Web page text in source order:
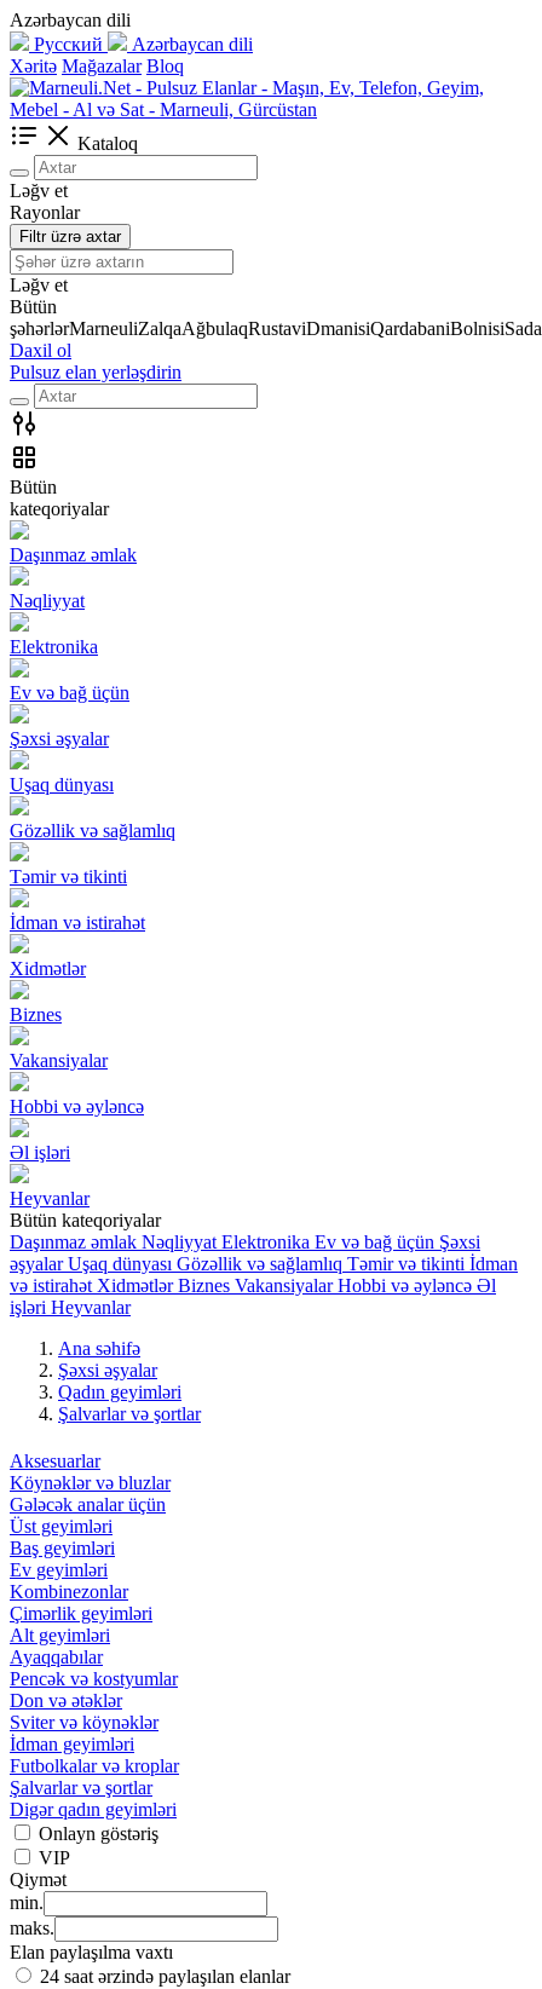
Azərbaycan dili
Русский
Azərbaycan dili
Xəritə Mağazalar Bloq
Kataloq
Ləğv et
Rayonlar
Filtr üzrə axtar
Ləğv et
Bütün
şəhərlərMarneuliZalqaAğbulaqRustaviDmanisiQardabaniBolnisi
Daxil ol
Pulsuz elan yerləşdirin
Bütün
kateqoriyalar
Daşınmaz əmlak
Nəqliyyat
Elektronika
Ev və bağ üçün
Şəxsi əşyalar
Uşaq dünyası
Gözəllik və sağlamlıq
Təmir və tikinti
İdman və istirahət
Xidmətlər
Biznes
Vakansiyalar
Hobbi və əyləncə
Əl işləri
Heyvanlar
Bütün kateqoriyalar
Daşınmaz əmlak Nəqliyyat Elektronika Ev və bağ üçün Şəxsi
əşyalar Uşaq dünyası Gözəllik və sağlamlıq Təmir və tikinti İdman
və istirahət Xidmətlər Biznes Vakansiyalar Hobbi və əyləncə Əl
işləri Heyvanlar
Ana səhifə
Şəxsi əşyalar
Qadın geyimləri
Şalvarlar və şortlar
Aksesuarlar
Köynəklər və bluzlar
Gələcək analar üçün
Üst geyimləri
Baş geyimləri
Ev geyimləri
Kombinezonlar
Çimərlik geyimləri
Alt geyimləri
Ayaqqabılar
Pencək və kostyumlar
Don və ətəklər
Sviter və köynəklər
İdman geyimləri
Futbolkalar və kroplar
Şalvarlar və şortlar
Digər qadın geyimləri
Onlayn göstəriş
VIP
Qiymət
min.
maks.
Elan paylaşılma vaxtı
24 saat ərzində paylaşılan elanlar